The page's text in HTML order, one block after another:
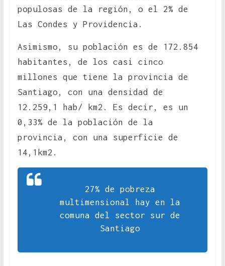
populosas de la región, o el 2% de
Las Condes y Providencia.
Asimismo, su población es de 172.854
habitantes, de los casi cinco
millones que tiene la provincia de
Santiago, con una densidad de
12.259,1 hab/ km2. Es decir, es un
0,33% de la población de la
provincia, con una superficie de
14,1km2.
27% de pobreza
multimensional hay en la
comuna del sector sur de
Santiago